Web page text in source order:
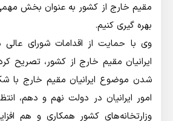
مقیم خارج از کشور به عنوان بخش
بهره گیری کنیم.
وی با حمایت از اقدامات شورای
ایرانیان مقیم خارج از کشور، تصریح
شدن موضوع ایرانیان مقیم خارج با
امور ایرانیان در دولت نهم و دهم،
وزارتخانه‌های کشور همکاری و هم